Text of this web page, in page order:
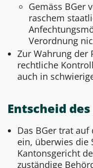
Gemäss BGer
raschem
Verordnung
Zur Wahrung der
rechtliche
auch in
Entscheid
Das BGer trat
ein, überwies die
Kantonsgericht
zuständige